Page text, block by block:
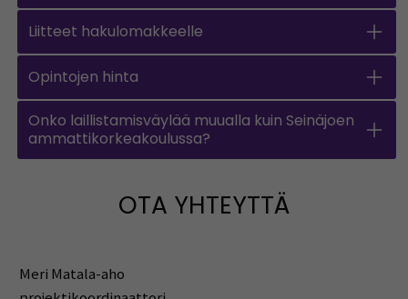
Liitteet hakulomakkeelle
Opintojen hinta
Onko laillistamisväylää muualla kuin Seinäjoen
ammattikorkeakoulussa?
OTA YHTEYTTÄ
Meri Matala-aho